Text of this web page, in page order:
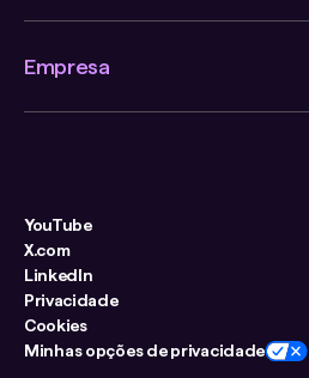
Empresa
YouTube
X.com
LinkedIn
Privacidade
Cookies
Minhas opções de privacidade